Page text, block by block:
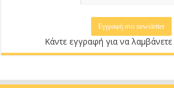
Κάντε εγγραφή για να